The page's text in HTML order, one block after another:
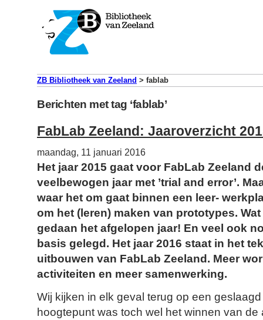
ZB Bibliotheek van Zeeland > fablab
Berichten met tag ‘fablab’
FabLab Zeeland: Jaaroverzicht
maandag, 11 januari 2016
Het jaar 2015 gaat voor FabLab Zeeland
veelbewogen jaar met ’trial and error’.
waar het om gaat binnen een leer-
om het (leren) maken van prototypes.
gedaan het afgelopen jaar! En veel ook
basis gelegd. Het jaar 2016 staat in het
uitbouwen van FabLab Zeeland. Meer
activiteiten en meer samenwerking.
Wij kijken in elk geval terug op een
hoogtepunt was toch wel het winnen van